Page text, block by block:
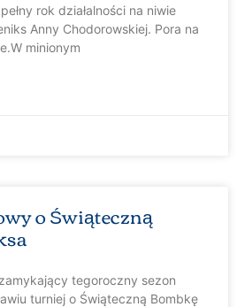
rok działalności na niwie
Anny Chodorowskiej. Pora na
minionym
o Świąteczną
tegoroczny sezon
turniej o Świąteczną Bombkę